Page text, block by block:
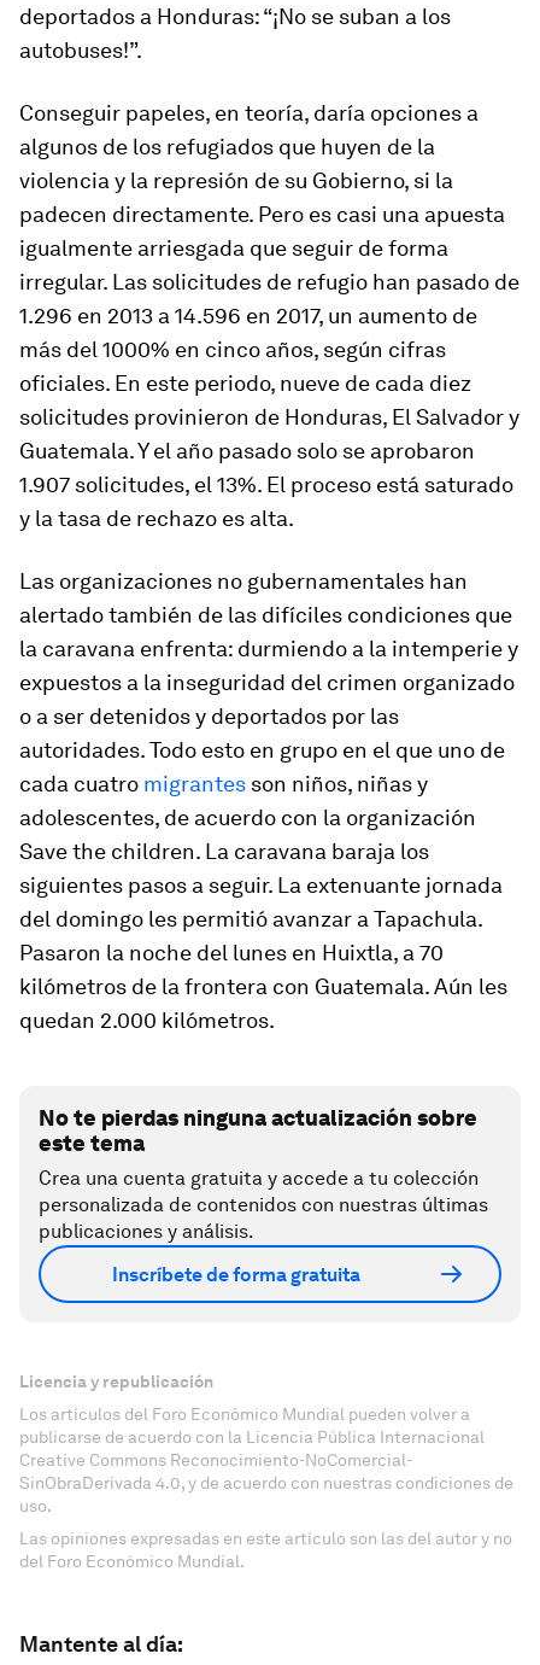
deportados a Honduras: “¡No se suban a los
autobuses!”.
Conseguir papeles, en teoría, daría opciones a
algunos de los refugiados que huyen de la
violencia y la represión de su Gobierno, si la
padecen directamente. Pero es casi una apuesta
igualmente arriesgada que seguir de forma
irregular. Las solicitudes de refugio han pasado de
1.296 en 2013 a 14.596 en 2017, un aumento de
más del 1000% en cinco años, según cifras
oficiales. En este periodo, nueve de cada diez
solicitudes provinieron de Honduras, El Salvador y
Guatemala. Y el año pasado solo se aprobaron
1.907 solicitudes, el 13%. El proceso está saturado
y la tasa de rechazo es alta.
Las organizaciones no gubernamentales han
alertado también de las difíciles condiciones que
la caravana enfrenta: durmiendo a la intemperie y
expuestos a la inseguridad del crimen organizado
o a ser detenidos y deportados por las
autoridades. Todo esto en grupo en el que uno de
cada cuatro migrantes son niños, niñas y
adolescentes, de acuerdo con la organización
Save the children. La caravana baraja los
siguientes pasos a seguir. La extenuante jornada
del domingo les permitió avanzar a Tapachula.
Pasaron la noche del lunes en Huixtla, a 70
kilómetros de la frontera con Guatemala. Aún les
quedan 2.000 kilómetros.
No te pierdas ninguna actualización sobre
este tema
Crea una cuenta gratuita y accede a tu colección
personalizada de contenidos con nuestras últimas
publicaciones y análisis.
Inscríbete de forma gratuita
Licencia y republicación
Los artículos del Foro Económico Mundial pueden volver a
publicarse de acuerdo con la Licencia Pública Internacional
Creative Commons Reconocimiento-NoComercial-
SinObraDerivada 4.0, y de acuerdo con nuestras condiciones de
uso.
Las opiniones expresadas en este artículo son las del autor y no
del Foro Económico Mundial.
Mantente al día: